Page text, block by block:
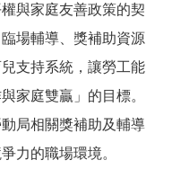
與家庭友善政策的契
場輔導、獎補助資源
支持系統，讓勞工能
家庭雙贏」的目標。
局相關獎補助及輔導
力的職場環境。